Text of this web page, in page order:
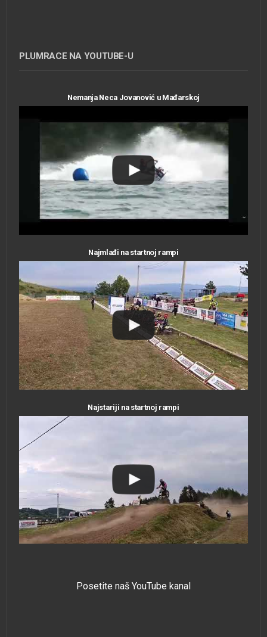
PLUMRACE NA YOUTUBE-U
Nemanja Neca Jovanović u Mađarskoj
Najmlađi na startnoj rampi
Najstariji na startnoj rampi
Posetite naš YouTube kanal